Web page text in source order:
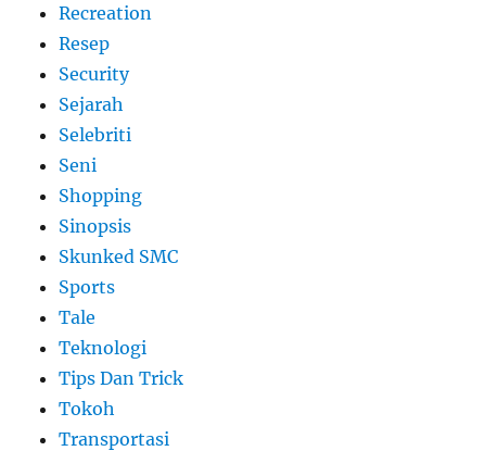
Recreation
Resep
Security
Sejarah
Selebriti
Seni
Shopping
Sinopsis
Skunked SMC
Sports
Tale
Teknologi
Tips Dan Trick
Tokoh
Transportasi